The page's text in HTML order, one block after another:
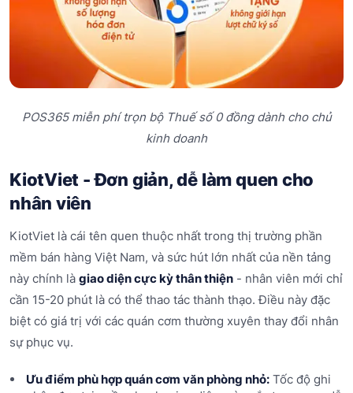
POS365 miễn phí trọn bộ Thuế số 0 đồng dành cho chủ
kinh doanh
KiotViet - Đơn giản, dễ làm quen cho
nhân viên
KiotViet là cái tên quen thuộc nhất trong thị trường phần
mềm bán hàng Việt Nam, và sức hút lớn nhất của nền tảng
này chính là giao diện cực kỳ thân thiện - nhân viên mới chỉ
cần 15-20 phút là có thể thao tác thành thạo. Điều này đặc
biệt có giá trị với các quán cơm thường xuyên thay đổi nhân
sự phục vụ.
Ưu điểm phù hợp quán cơm văn phòng nhỏ:Tốc độ ghi